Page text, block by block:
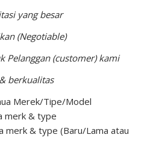
yang besar
(Negotiable)
Pelanggan (customer) kami
berkualitas
Merek/Tipe/Model
merk & type
merk & type (Baru/Lama atau